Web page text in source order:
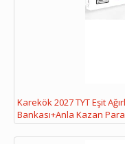
Karekök 2027 TYT Eşit
Bankası+Anla Kazan